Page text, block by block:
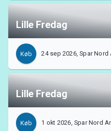
Lille Fredag
Køb 24 sep 2026, Spar
Lille Fredag
Køb 1 okt 2026, Spar Nord